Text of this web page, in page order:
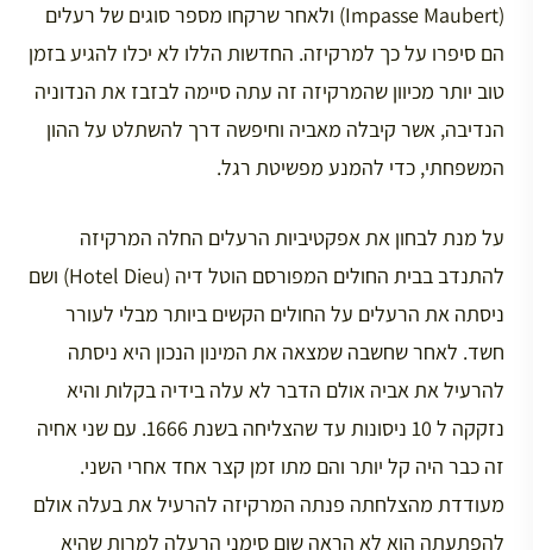
(Impasse Maubert) ולאחר שרקחו מספר סוגים של רעלים
הם סיפרו על כך למרקיזה. החדשות הללו לא יכלו להגיע בזמן
טוב יותר מכיוון שהמרקיזה זה עתה סיימה לבזבז את הנדוניה
הנדיבה, אשר קיבלה מאביה וחיפשה דרך להשתלט על ההון
המשפחתי, כדי להמנע מפשיטת רגל.
על מנת לבחון את אפקטיביות הרעלים החלה המרקיזה
להתנדב בבית החולים המפורסם הוטל דיה (Hotel Dieu) ושם
ניסתה את הרעלים על החולים הקשים ביותר מבלי לעורר
חשד. לאחר שחשבה שמצאה את המינון הנכון היא ניסתה
להרעיל את אביה אולם הדבר לא עלה בידיה בקלות והיא
נזקקה ל 10 ניסונות עד שהצליחה בשנת 1666. עם שני אחיה
זה כבר היה קל יותר והם מתו זמן קצר אחד אחרי השני.
מעודדת מהצלחתה פנתה המרקיזה להרעיל את בעלה אולם
להפתעתה הוא לא הראה שום סימני הרעלה למרות שהיא